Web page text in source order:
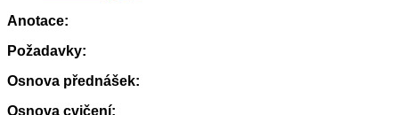
Anotace:
Požadavky:
Osnova přednášek:
Osnova cvičení: